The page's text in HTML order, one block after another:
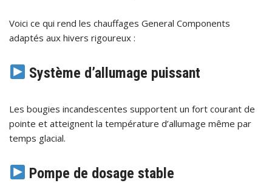
Voici ce qui rend les chauffages General Components
adaptés aux hivers rigoureux :
Système d’allumage puissant
Les bougies incandescentes supportent un fort courant de
pointe et atteignent la température d’allumage même par
temps glacial.
Pompe de dosage stable